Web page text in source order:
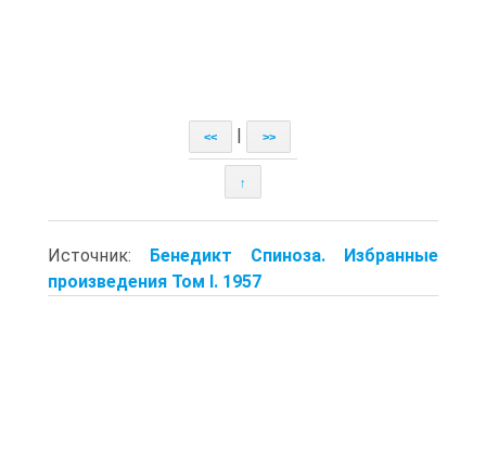
<< >>
↑
Источник: Бенедикт Спиноза. Избранные
произведения Том I. 1957